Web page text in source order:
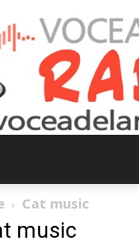
Cat music
music